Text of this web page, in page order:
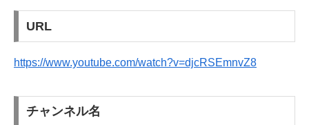
URL
https://www.youtube.com/watch?v=djcRSEmnvZ8
チャンネル名